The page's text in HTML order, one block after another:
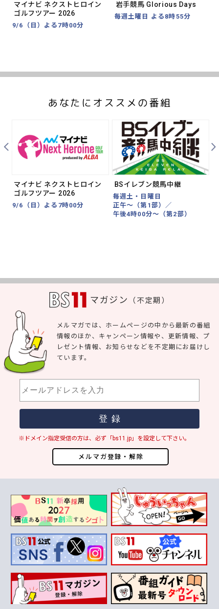
マイナビ ネクストヒロイン
ゴルフツアー 2026
9/6（日）よる7時00分
岩手競馬 Glorious Days
毎週土曜日 よる8時55分
あなたにオススメの番組
マイナビ ネクストヒロイン
ゴルフツアー 2026
9/6（日）よる7時00分
BSイレブン競馬中継
毎週土・日曜日
正午～（第1部）／
午後4時00分～（第2部）
マガジン （不定期）
メルマガ登録・解除
メルマガでは、ホームページの中から最新の番組
情報のほか、キャンペーン情報や、更新情報、プ
レゼント情報、お知らせなどを不定期にお届けし
ています。
※ドメイン指定受信の方は、必ず「bs11.jp」を設定して下さい。